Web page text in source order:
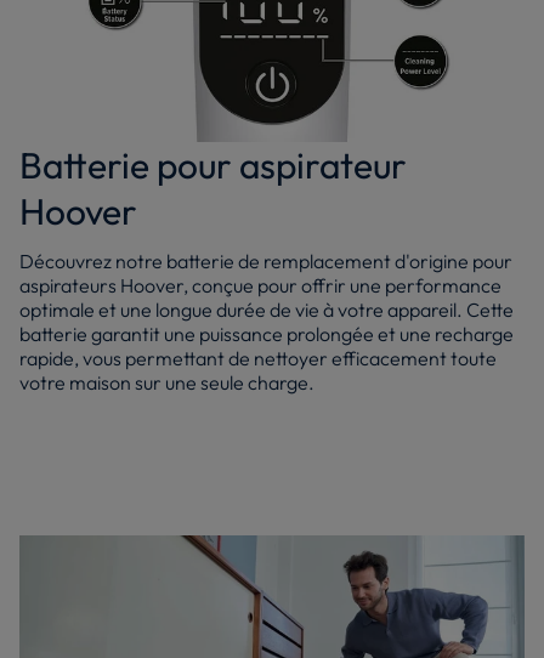
Batterie pour aspirateur
Hoover
Découvrez notre batterie de remplacement d'origine pour
aspirateurs Hoover, conçue pour offrir une performance
optimale et une longue durée de vie à votre appareil. Cette
batterie garantit une puissance prolongée et une recharge
rapide, vous permettant de nettoyer efficacement toute
votre maison sur une seule charge.